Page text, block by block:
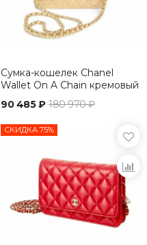
Сумка-кошелек Chanel
Wallet On A Chain кремовый
90 485 ₽ 180 970 ₽
СКИДКА 75%